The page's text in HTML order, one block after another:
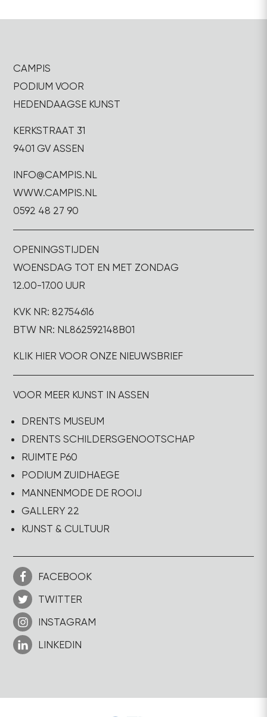
CAMPIS
PODIUM VOOR
HEDENDAAGSE KUNST
KERKSTRAAT 31
9401 GV ASSEN
INFO@CAMPIS.NL
WWW.CAMPIS.NL
0592 48 27 90
OPENINGSTIJDEN
WOENSDAG TOT EN MET ZONDAG
12.00-17.00 UUR
KVK NR: 82754616
BTW NR: NL862592148B01
KLIK HIER VOOR ONZE NIEUWSBRIEF
VOOR MEER KUNST IN ASSEN
DRENTS MUSEUM
DRENTS SCHILDERSGENOOTSCHAP
RUIMTE P60
PODIUM ZUIDHAEGE
MANNENMODE DE ROOIJ
GALLERY 22
KUNST & CULTUUR
FACEBOOK
TWITTER
INSTAGRAM
LINKEDIN